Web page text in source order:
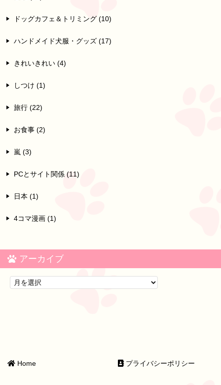
ドッグカフェ＆トリミング (10)
ハンドメイド犬服・グッズ (17)
きれいきれい (4)
しつけ (1)
旅行 (22)
お食事 (2)
嵐 (3)
PCとサイト関係 (11)
日本 (1)
4コマ漫画 (1)
アーカイブ
Home プライバシーポリシー